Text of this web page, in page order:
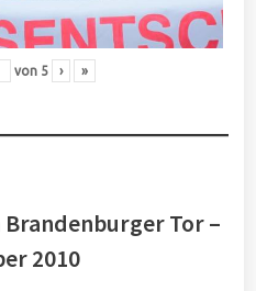
von 5 › »
Tor –
2010